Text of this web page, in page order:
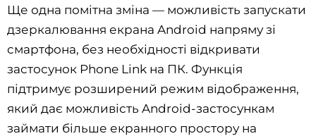
Ще одна помітна зміна — можливість запускати
дзеркалювання екрана Android напряму зі
смартфона, без необхідності відкривати
застосунок Phone Link на ПК. Функція
підтримує розширений режим відображення,
який дає можливість Android-застосункам
займати більше екранного простору на